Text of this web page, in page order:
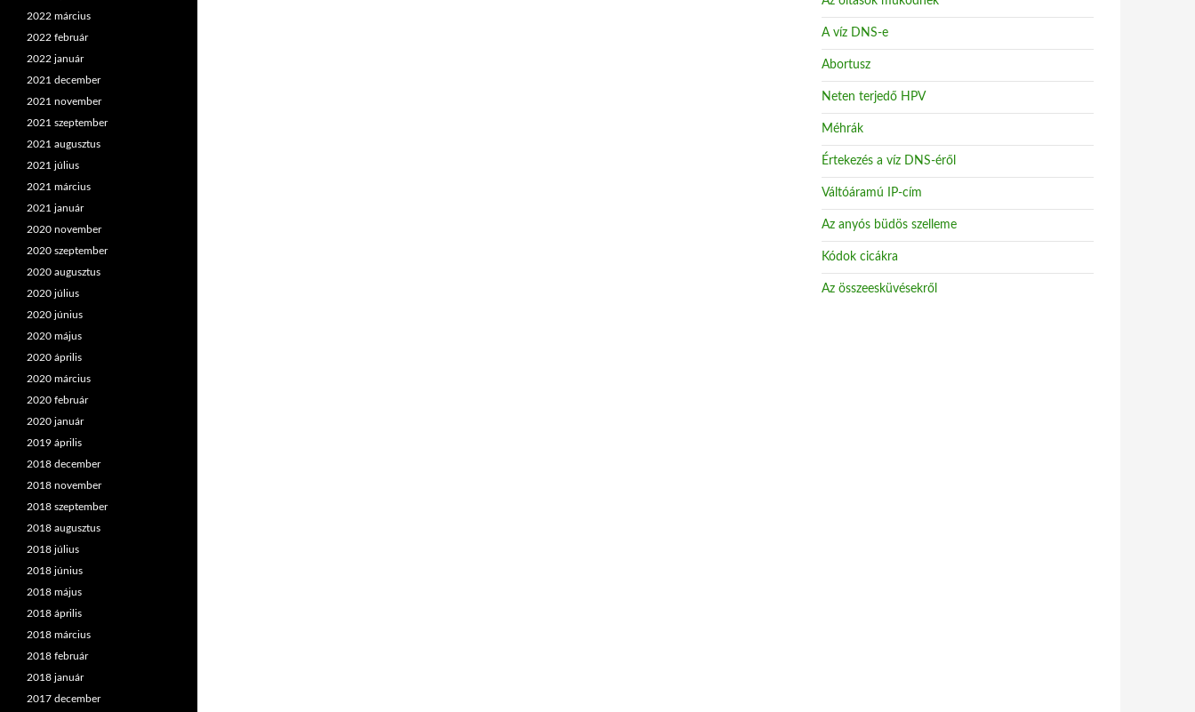
A víz DNS-e
Abortusz
Neten terjedő HPV
Méhrák
Értekezés a víz DNS-éről
Váltóáramú IP-cím
Az anyós büdös szelleme
Kódok cicákra
Az összeesküvésekről
2022 március
2022 február
2022 január
2021 december
2021 november
2021 szeptember
2021 augusztus
2021 július
2021 március
2021 január
2020 november
2020 szeptember
2020 augusztus
2020 július
2020 június
2020 május
2020 április
2020 március
2020 február
2020 január
2019 április
2018 december
2018 november
2018 szeptember
2018 augusztus
2018 július
2018 június
2018 május
2018 április
2018 március
2018 február
2018 január
2017 december